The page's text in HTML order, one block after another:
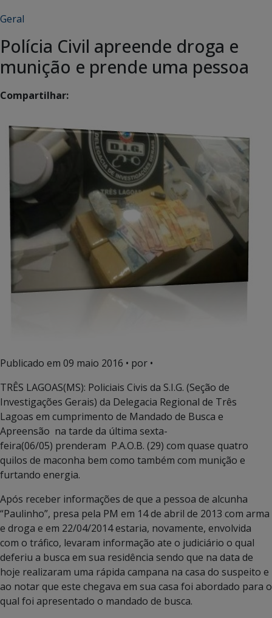
Geral
Polícia Civil apreende droga e
munição e prende uma pessoa
Compartilhar:
Publicado em 09 maio 2016 • por •
TRÊS LAGOAS(MS): Policiais Civis da S.I.G. (Seção de
Investigações Gerais) da Delegacia Regional de Três
Lagoas em cumprimento de Mandado de Busca e
Apreensão na tarde da última sexta-
feira(06/05) prenderam P.A.O.B. (29) com quase quatro
quilos de maconha bem como também com munição e
furtando energia.
Após receber informações de que a pessoa de alcunha
“Paulinho”, presa pela PM em 14 de abril de 2013 com arma
e droga e em 22/04/2014 estaria, novamente, envolvida
com o tráfico, levaram informação ate o judiciário o qual
deferiu a busca em sua residência sendo que na data de
hoje realizaram uma rápida campana na casa do suspeito e
ao notar que este chegava em sua casa foi abordado para o
qual foi apresentado o mandado de busca.